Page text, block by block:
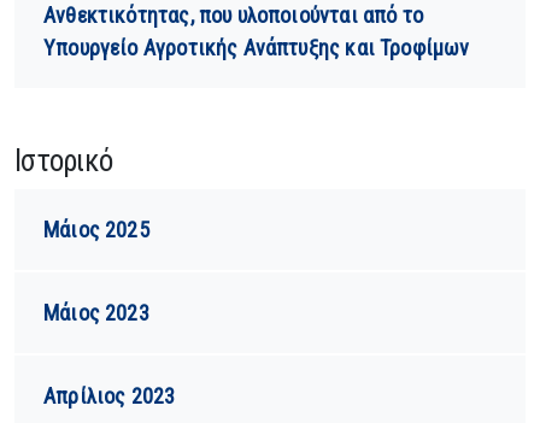
Ανθεκτικότητας, που υλοποιούνται από το
Υπουργείο Αγροτικής Ανάπτυξης και Τροφίμων
Ιστορικό
Μάιος 2025
Μάιος 2023
Απρίλιος 2023